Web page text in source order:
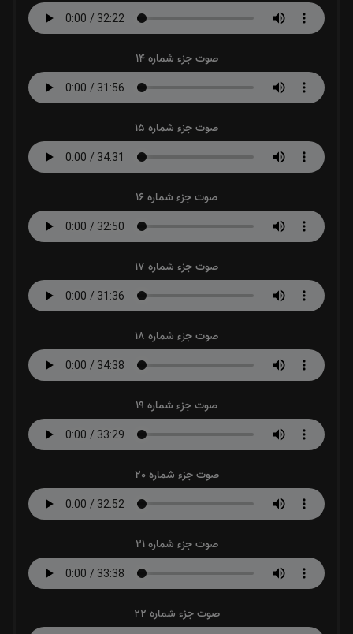
صوت جزء شماره 14
صوت جزء شماره 15
صوت جزء شماره 16
صوت جزء شماره 17
صوت جزء شماره 18
صوت جزء شماره 19
صوت جزء شماره 20
صوت جزء شماره 21
صوت جزء شماره 22